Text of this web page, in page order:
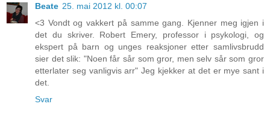
Beate 25. mai 2012 kl. 00:07
<3 Vondt og vakkert på samme gang. Kjenner meg igjen i
det du skriver. Robert Emery, professor i psykologi, og
ekspert på barn og unges reaksjoner etter samlivsbrudd
sier det slik: "Noen får sår som gror, men selv sår som gror
etterlater seg vanligvis arr" Jeg kjekker at det er mye sant i
det.
Svar